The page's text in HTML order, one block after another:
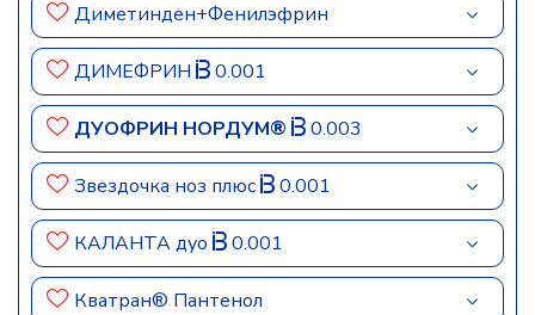
Диметинден+Фенилэфрин
ДИМЕФРИН 0.001
ДУОФРИН НОРДУМ® 0.003
Звездочка ноз плюс 0.001
КАЛАНТА дуо 0.001
Кватран® Пантенол